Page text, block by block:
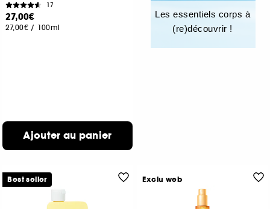
17
27,00€
27,00€ / 100ml
Ajouter au panier
Les essentiels corps à
(re)découvrir !
Best seller Exclu web